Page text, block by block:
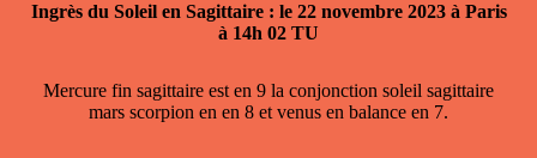
Ingrès du Soleil en Sagittaire : le 22 novembre 2023 à Paris
à 14h 02 TU
Mercure fin sagittaire est en 9 la conjonction soleil sagittaire
mars scorpion en en 8 et venus en balance en 7.